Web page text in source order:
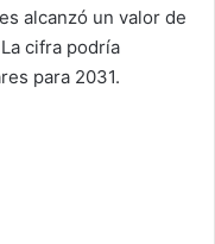
alcanzó un valor de
cifra podría
para 2031.